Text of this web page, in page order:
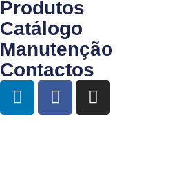
Produtos
Catálogo
Manutenção
Contactos